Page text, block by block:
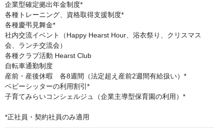
企業型確定拠出年金制度*
各種トレーニング、資格取得支援制度*
各種慶弔見舞金*
社内交流イベント（Happy Hearst Hour、浴衣祭り、クリスマス
会、ランチ交流会）
各種クラブ活動 Hearst Club
自転車通勤制度
産前・産後休暇　各8週間（法定超え産前2週間有給扱い）*
ベビーシッターの利用割引*
子育てみらいコンシェルジュ（企業主導型保育園の利用）*
*正社員・契約社員のみ適用